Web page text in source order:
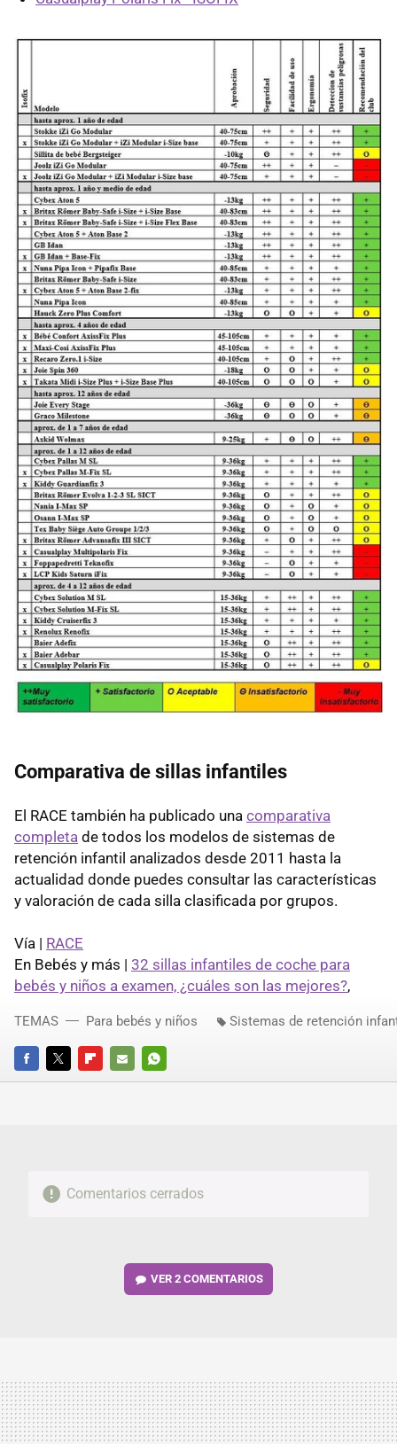
Comparativa de sillas infantiles
El RACE también ha publicado una comparativa
completa de todos los modelos de sistemas de
retención infantil analizados desde 2011 hasta la
actualidad donde puedes consultar las características
y valoración de cada silla clasificada por grupos.
Vía | RACE
En Bebés y más | 32 sillas infantiles de coche para
bebés y niños a examen, ¿cuáles son las mejores?,
FACEBOOKTWITTERFLIPBOARD
E-
WHATSAPP
TEMAS Para bebés y niños Sistemas de retención
Comentarios cerrados
VER2 COMENTARIOS